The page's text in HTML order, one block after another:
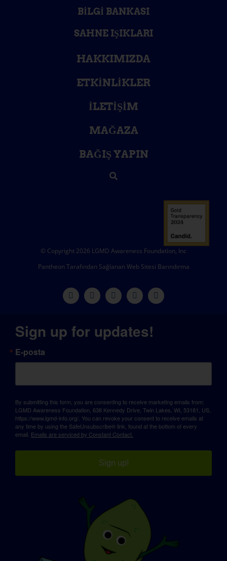
BILGI BANKASI
SAHNE IŞIKLARI
HAKKIMIZDA
ETKINLIKLER
İLETIŞIM
MAĞAZA
BAĞIŞ YAPIN
© Copyright 2026 LGMD Awareness Foundation, Inc
Pantheon Tarafından Sağlanan Web Sitesi Barındırma
Sign up for updates!
E-posta
By submitting this form, you are consenting to receive marketing emails from:
LGMD Awareness Foundation, 638 Kennedy Drive, Twin Lakes, WI, 53181, US,
https://www.lgmd-info.org/. You can revoke your consent to receive emails at
any time by using the SafeUnsubscribe® link, found at the bottom of every
email. Emails are serviced by Constant Contact.
Sign up!